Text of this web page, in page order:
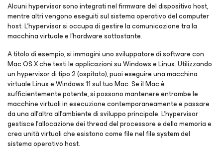
Alcuni hypervisor sono integrati nel firmware del dispositivo host,
mentre altri vengono eseguiti sul sistema operativo del computer
host. L'hypervisor si occupa di gestire la comunicazione tra la
macchina virtuale e l'hardware sottostante.
A titolo di esempio, si immagini uno sviluppatore di software con
Mac OS X che testi le applicazioni su Windows e Linux. Utilizzando
un hypervisor di tipo 2 (ospitato), puoi eseguire una macchina
virtuale Linux e Windows 11 sul tuo Mac. Se il Mac è
sufficientemente potente, si possono mantenere entrambe le
macchine virtuali in esecuzione contemporaneamente e passare
da una all'altra all'ambiente di sviluppo principale. L'hypervisor
gestisce l'allocazione dei thread del processore e della memoria e
crea unità virtuali che esistono come file nel file system del
sistema operativo host.